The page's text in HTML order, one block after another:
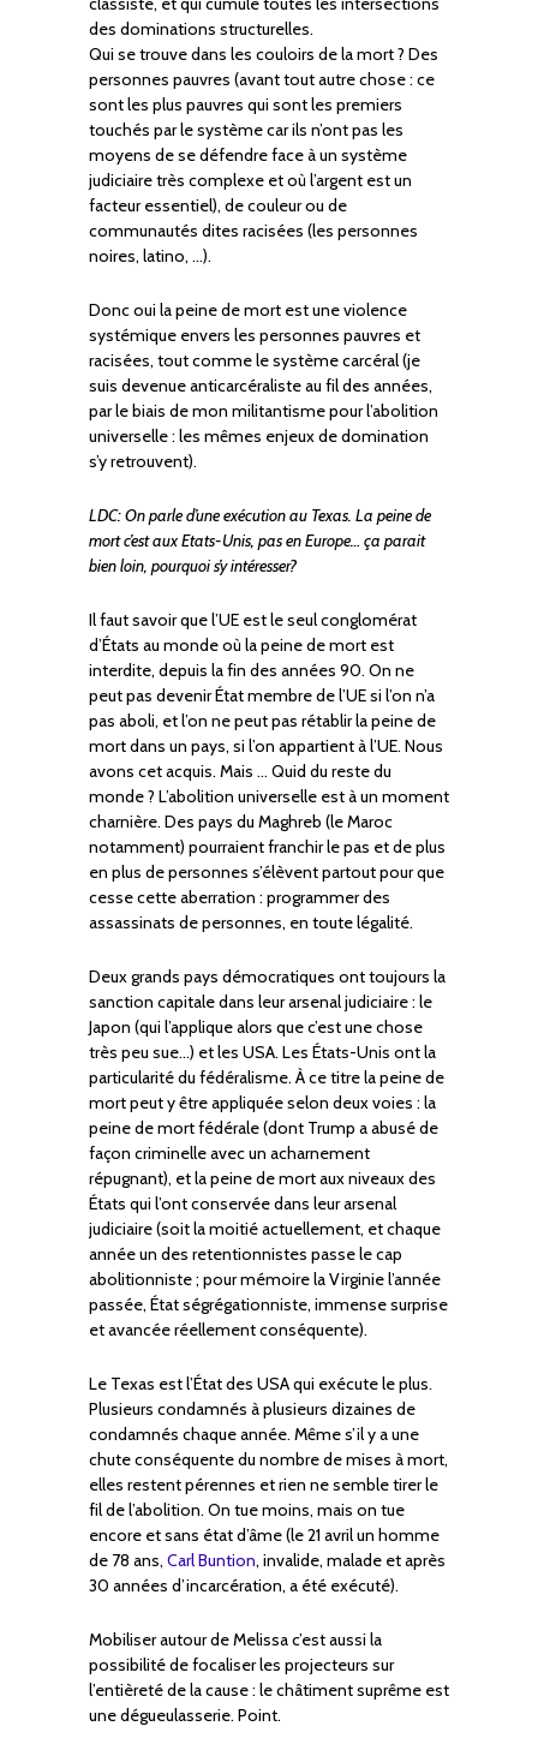
des dominations structurelles.
Qui se trouve dans les couloirs de la mort ? Des
personnes pauvres (avant tout autre chose : ce
sont les plus pauvres qui sont les premiers
touchés par le système car ils n’ont pas les
moyens de se défendre face à un système
judiciaire très complexe et où l’argent est un
facteur essentiel), de couleur ou de
communautés dites racisées (les personnes
noires, latino, …).
Donc oui la peine de mort est une violence
systémique envers les personnes pauvres et
racisées, tout comme le système carcéral (je
suis devenue anticarcéraliste au fil des années,
par le biais de mon militantisme pour l’abolition
universelle : les mêmes enjeux de domination
s’y retrouvent).
LDC: On parle d’une exécution au Texas. La peine de
mort c’est aux Etats-Unis, pas en Europe… ça parait
bien loin, pourquoi s’y intéresser?
Il faut savoir que l’UE est le seul conglomérat
d’États au monde où la peine de mort est
interdite, depuis la fin des années 90. On ne
peut pas devenir État membre de l’UE si l’on n’a
pas aboli, et l’on ne peut pas rétablir la peine de
mort dans un pays, si l’on appartient à l’UE. Nous
avons cet acquis. Mais … Quid du reste du
monde ? L’abolition universelle est à un moment
charnière. Des pays du Maghreb (le Maroc
notamment) pourraient franchir le pas et de plus
en plus de personnes s’élèvent partout pour que
cesse cette aberration : programmer des
assassinats de personnes, en toute légalité.
Deux grands pays démocratiques ont toujours la
sanction capitale dans leur arsenal judiciaire : le
Japon (qui l’applique alors que c’est une chose
très peu sue…) et les USA. Les États-Unis ont la
particularité du fédéralisme. À ce titre la peine de
mort peut y être appliquée selon deux voies : la
peine de mort fédérale (dont Trump a abusé de
façon criminelle avec un acharnement
répugnant), et la peine de mort aux niveaux des
États qui l’ont conservée dans leur arsenal
judiciaire (soit la moitié actuellement, et chaque
année un des retentionnistes passe le cap
abolitionniste ; pour mémoire la Virginie l’année
passée, État ségrégationniste, immense surprise
et avancée réellement conséquente).
Le Texas est l’État des USA qui exécute le plus.
Plusieurs condamnés à plusieurs dizaines de
condamnés chaque année. Même s’il y a une
chute conséquente du nombre de mises à mort,
elles restent pérennes et rien ne semble tirer le
fil de l’abolition. On tue moins, mais on tue
encore et sans état d’âme (le 21 avril un homme
de 78 ans, Carl Buntion, invalide, malade et après
30 années d’incarcération, a été exécuté).
Mobiliser autour de Melissa c’est aussi la
possibilité de focaliser les projecteurs sur
l’entièreté de la cause : le châtiment suprême est
une dégueulasserie. Point.